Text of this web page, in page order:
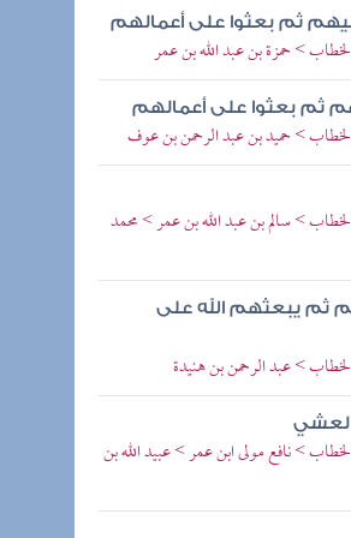
فيهم ثم بعثوا على أعمالهم
> حمزة بن عبد الله بن عمر
ثم بعثوا على أعمالهم
الخطاب > حميد بن عبد الرحمن بن عوف
> سالم بن عبد الله بن عمر > محمد
ثم يبعثهم الله على
> عبد الرحمن بن هنيدة
> نافع مولى ابن عمر > عبيد الله بن